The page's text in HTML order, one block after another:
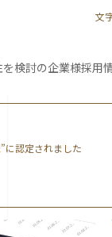
を検討の企業様採用
文
に認定されました